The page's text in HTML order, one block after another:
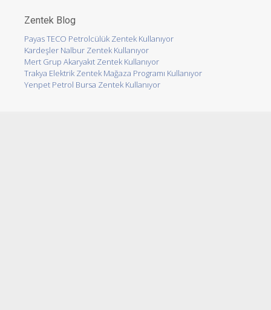
Zentek Blog
Payas TECO Petrolcülük Zentek Kullanıyor
Kardeşler Nalbur Zentek Kullanıyor
Mert Grup Akaryakıt Zentek Kullanıyor
Trakya Elektrik Zentek Mağaza Programı Kullanıyor
Yenpet Petrol Bursa Zentek Kullanıyor